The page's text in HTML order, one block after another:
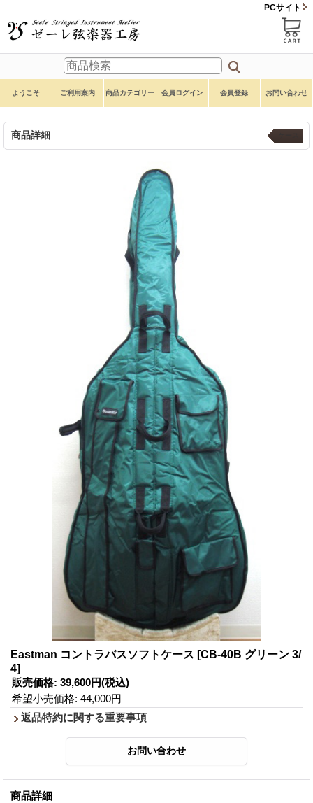
PCサイト
ようこそ ご利用案内 商品カテゴリー 会員ログイン 会員登録 お問い合わせ
商品詳細
Eastman コントラバスソフトケース [CB-40B グリーン 3/
4]
販売価格: 39,600円(税込)
希望小売価格: 44,000円
返品特約に関する重要事項
商品詳細